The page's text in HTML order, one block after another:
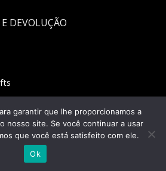
DEVOLUÇÃO
garantir que lhe proporcionamos a
nosso site. Se você continuar a usar
que você está satisfeito com ele.
Ok